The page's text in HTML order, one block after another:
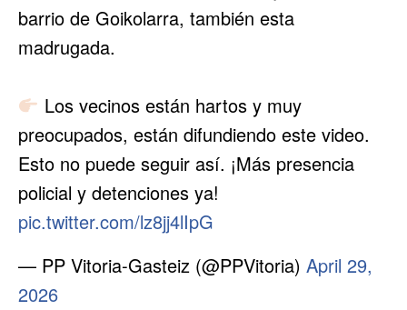
barrio de Goikolarra, también esta
madrugada.
Los vecinos están hartos y muy
preocupados, están difundiendo este video.
Esto no puede seguir así. ¡Más presencia
policial y detenciones ya!
pic.twitter.com/lz8jj4lIpG
— PP Vitoria-Gasteiz (@PPVitoria) April 29,
2026